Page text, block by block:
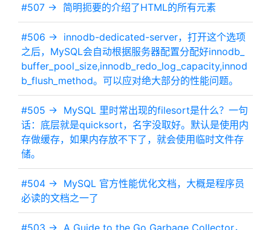
#507 -> 简明扼要的介绍了HTML的所有元素
#506 -> innodb-dedicated-server，打开这个选项
之后，MySQL会自动根据服务器配置分配好innodb_
buffer_pool_size,innodb_redo_log_capacity,innod
b_flush_method。可以应对绝大部分的性能问题。
#505 -> MySQL 里时常出现的filesort是什么？一句
话：底层就是quicksort，名字没取好。默认是使用内
存做缓存，如果内存放不下了，就会使用临时文件存
储。
#504 -> MySQL 官方性能优化文档，大概是程序员
必读的文档之一了
#503 -> A Guide to the Go Garbage Collector，